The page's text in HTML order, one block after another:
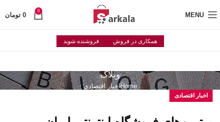
MENU
0
0 تومان
همکاری در فروش فروشنده شوید
وبلاگ
Homeاخبار اقتصادی
اخبار اقتصادی